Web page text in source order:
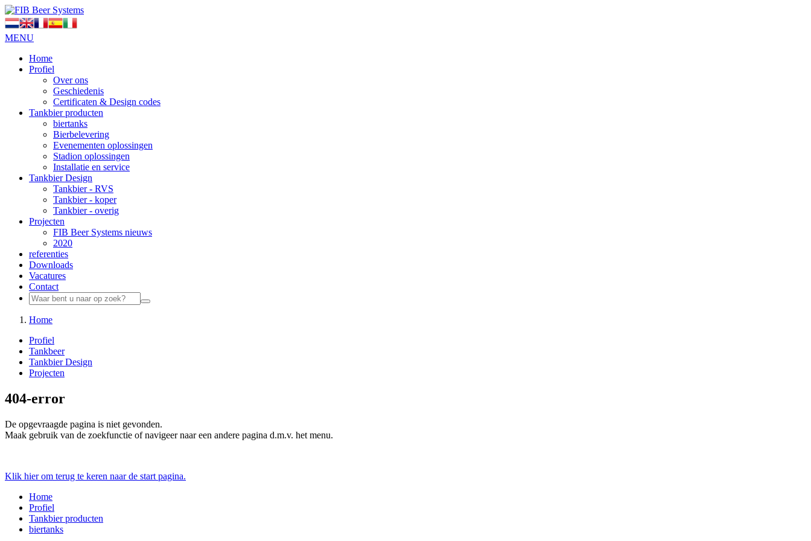
MENU
Home
Profiel
Over ons
Geschiedenis
Certificaten & Design codes
Tankbier producten
biertanks
Bierbelevering
Evenementen oplossingen
Stadion oplossingen
Installatie en service
Tankbier Design
Tankbier - RVS
Tankbier - koper
Tankbier - overig
Projecten
FIB Beer Systems nieuws
2020
referenties
Downloads
Vacatures
Contact
Home
Profiel
Tankbeer
Tankbier Design
Projecten
404-error
De opgevraagde pagina is niet gevonden.
Maak gebruik van de zoekfunctie of navigeer naar een andere pagina d.m.v. het menu.
Klik hier om terug te keren naar de start pagina.
Home
Profiel
Tankbier producten
biertanks